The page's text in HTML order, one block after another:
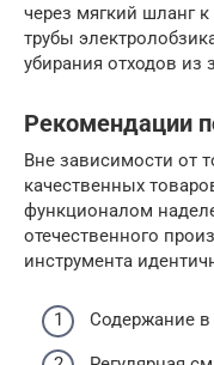
через мягкий шланг
трубы
убирания отходов из
Рекомендации
Вне зависимости от
качественных
функционалом
отечественного
инструмента
Содержание в